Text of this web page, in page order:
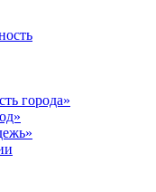
города»